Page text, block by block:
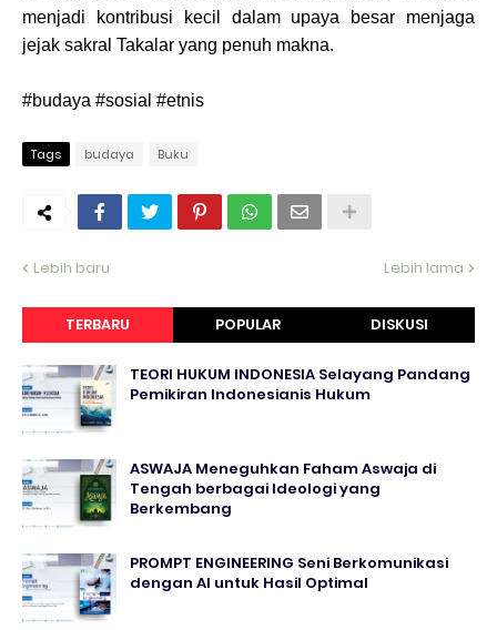
menjadi kontribusi kecil dalam upaya besar menjaga
jejak sakral Takalar yang penuh makna.
#budaya #sosial #etnis
Tags budaya Buku
Lebih baru Lebih lama
TERBARU POPULAR DISKUSI
TEORI HUKUM INDONESIA Selayang Pandang
Pemikiran Indonesianis Hukum
ASWAJA Meneguhkan Faham Aswaja di
Tengah berbagai Ideologi yang
Berkembang
PROMPT ENGINEERING Seni Berkomunikasi
dengan AI untuk Hasil Optimal